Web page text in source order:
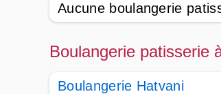
Aucune boulangerie
Boulangerie patisserie
Boulangerie Hatvani